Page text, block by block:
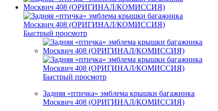
Быстрый просмотр
Быстрый просмотр
Задняя «птичка» эмблема крышки багажника
Москвич 408 (ОРИГИНАЛ/КОМИССИЯ)